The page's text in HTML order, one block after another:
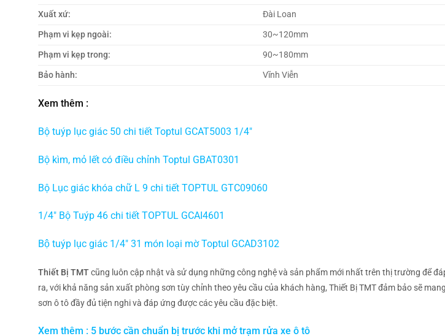
Xuất xứ:
Đài Loan
Phạm vi kẹp ngoài:
30~120mm
Phạm vi kẹp trong:
90~180mm
Bảo hành:
Vĩnh Viễn
Xem thêm :
Bộ tuýp lục giác 50 chi tiết Toptul GCAT5003 1/4″
Bộ kìm, mỏ lết có điều chỉnh Toptul GBAT0301
Bộ Lục giác khóa chữ L 9 chi tiết TOPTUL GTC09060
1/4″ Bộ Tuýp 46 chi tiết TOPTUL GCAI4601
Bộ tuýp lục giác 1/4″ 31 món loại mờ Toptul GCAD3102
Thiết Bị TMTcũng luôn cập nhật và sử dụng những công nghệ và sản phẩm mới nhất trên thị trường để
ra, với khả năng sản xuất phòng sơn tùy chỉnh theo yêu cầu của khách hàng, Thiết Bị TMT đảm bảo sẽ
sơn ô tô đầy đủ tiện nghi và đáp ứng được các yêu cầu đặc biệt.
Xem thêm : 5 bước cần chuẩn bị trước khi mở trạm rửa xe ô tô